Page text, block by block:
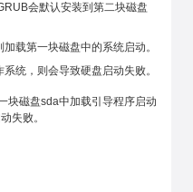
会默认安装到第二块磁盘
载第一块磁盘中的系统启动。
统，则会导致硬盘启动失败。
块磁盘sda中加载引导程序启动
失败。